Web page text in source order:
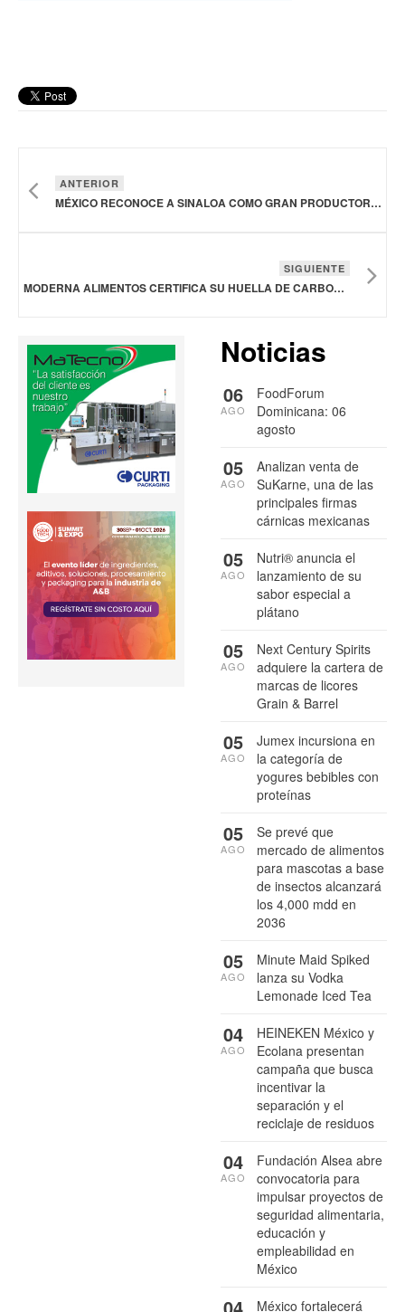
ANTERIOR
MÉXICO RECONOCE A SINALOA COMO GRAN PRODUCTOR NACIONAL DE ALIMENTOS, INCLUYENDO AL MAÍZ BLANCO NO TRANSGÉNICO
SIGUIENTE
MODERNA ALIMENTOS CERTIFICA SU HUELLA DE CARBONO Y AVANZA HACIA LA CARBONO NEUTRALIDAD
Noticias
FoodForum
Dominicana: 06
agosto
06
AGO
Analizan venta de
SuKarne, una de las
principales firmas
cárnicas mexicanas
05
AGO
Nutri® anuncia el
lanzamiento de su
sabor especial a
plátano
05
AGO
Next Century Spirits
adquiere la cartera de
marcas de licores
Grain & Barrel
05
AGO
Jumex incursiona en
la categoría de
yogures bebibles con
proteínas
05
AGO
Se prevé que
mercado de alimentos
para mascotas a base
de insectos alcanzará
los 4,000 mdd en
2036
05
AGO
Minute Maid Spiked
lanza su Vodka
Lemonade Iced Tea
05
AGO
HEINEKEN México y
Ecolana presentan
campaña que busca
incentivar la
separación y el
reciclaje de residuos
04
AGO
Fundación Alsea abre
convocatoria para
impulsar proyectos de
seguridad alimentaria,
educación y
empleabilidad en
México
04
AGO
México fortalecerá